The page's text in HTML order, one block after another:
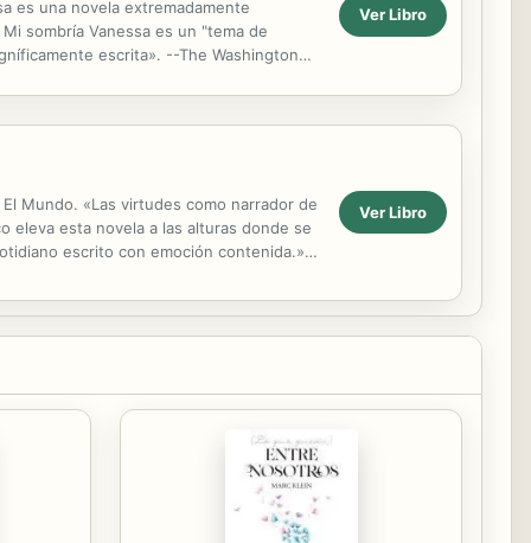
es una novela extremadamente
sombría Vanessa es un "tema de
escrita». --The Washington
Ver Libro
Mundo. «Las virtudes como narrador de
eleva esta novela a las alturas donde se
escrito con emoción contenida.»,
Ver Libro